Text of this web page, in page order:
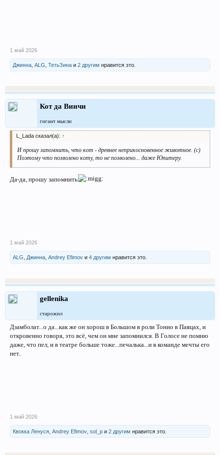
1 май 2026
Джинна ALG ТетьЗина и 2 другим нравится это.
Кот да Винчи
гигант мысли
L_Lada сказал(а): ↑
И прошу запомнить, что кот - древнее неприкосновенное животное. (с)
Поэтому что позволено коту, то не позволено... даже Юпитеру.
Да-да, прошу запомнить
1 май 2026
ALG Джинна Andrey Efimov и 4 другим нравится это.
gellenika
старожил
Дзамболат...о да...как же он хорош в Большом в роли Тонио в Паяцах, и
откровенно говоря, это всё, чем он мне запомнился. В Голосе не помню
даже, что пел, и в театре больше тоже...печалька...и в команде мечты его
нет..
1 май 2026
Квокка Ленуся Andrey Efimov sol_p и 2 другим нравится это.